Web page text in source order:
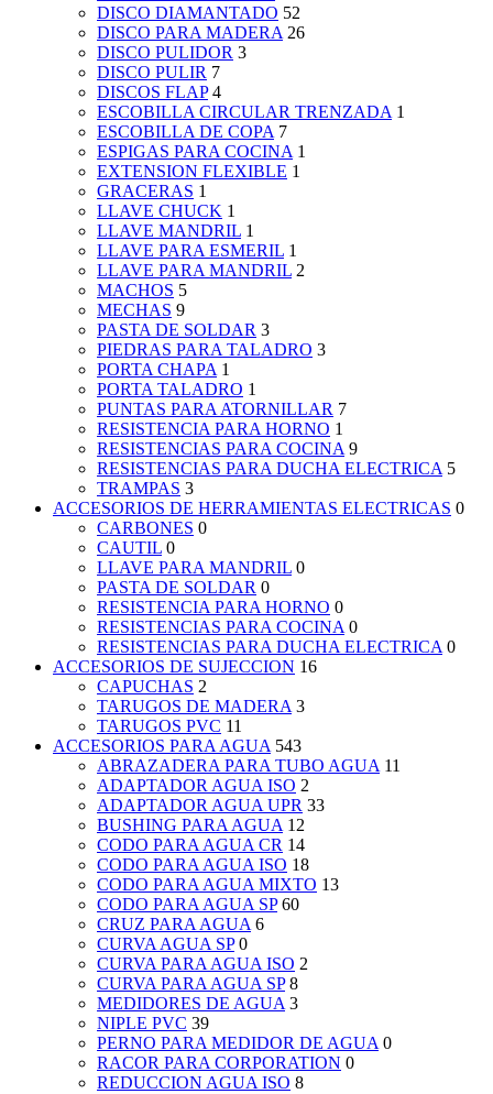
DISCO DIAMANTADO 52
DISCO PARA MADERA 26
DISCO PULIDOR 3
DISCO PULIR 7
DISCOS FLAP 4
ESCOBILLA CIRCULAR TRENZADA 1
ESCOBILLA DE COPA 7
ESPIGAS PARA COCINA 1
EXTENSION FLEXIBLE 1
GRACERAS 1
LLAVE CHUCK 1
LLAVE MANDRIL 1
LLAVE PARA ESMERIL 1
LLAVE PARA MANDRIL 2
MACHOS 5
MECHAS 9
PASTA DE SOLDAR 3
PIEDRAS PARA TALADRO 3
PORTA CHAPA 1
PORTA TALADRO 1
PUNTAS PARA ATORNILLAR 7
RESISTENCIA PARA HORNO 1
RESISTENCIAS PARA COCINA 9
RESISTENCIAS PARA DUCHA ELECTRICA 5
TRAMPAS 3
ACCESORIOS DE HERRAMIENTAS ELECTRICAS 0
CARBONES 0
CAUTIL 0
LLAVE PARA MANDRIL 0
PASTA DE SOLDAR 0
RESISTENCIA PARA HORNO 0
RESISTENCIAS PARA COCINA 0
RESISTENCIAS PARA DUCHA ELECTRICA 0
ACCESORIOS DE SUJECCION 16
CAPUCHAS 2
TARUGOS DE MADERA 3
TARUGOS PVC 11
ACCESORIOS PARA AGUA 543
ABRAZADERA PARA TUBO AGUA 11
ADAPTADOR AGUA ISO 2
ADAPTADOR AGUA UPR 33
BUSHING PARA AGUA 12
CODO PARA AGUA CR 14
CODO PARA AGUA ISO 18
CODO PARA AGUA MIXTO 13
CODO PARA AGUA SP 60
CRUZ PARA AGUA 6
CURVA AGUA SP 0
CURVA PARA AGUA ISO 2
CURVA PARA AGUA SP 8
MEDIDORES DE AGUA 3
NIPLE PVC 39
PERNO PARA MEDIDOR DE AGUA 0
RACOR PARA CORPORATION 0
REDUCCION AGUA ISO 8